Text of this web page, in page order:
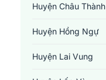
sự kiện thương mại.
Chuyên viên Sale
đồng.
Huyện Châu Thành
Huyện Hồng Ngự
Huyện Lai Vung